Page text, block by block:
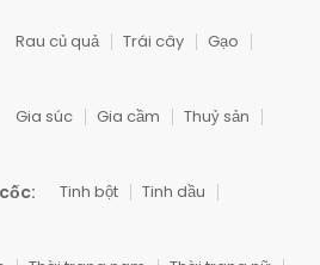
Rau củ quả Trái cây
Gạo
Gia súc Gia cầm
Thuỷ sản
Tinh bột
Tinh dầu